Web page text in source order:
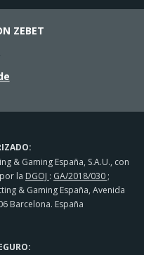
& Gaming España, S.A.U., con
la DGOJ : GA/2018/030 ;
& Gaming España, Avenida
Barcelona. España
ZEBET